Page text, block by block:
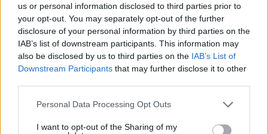
us or personal information disclosed to third parties prior to
your opt-out. You may separately opt-out of the further
disclosure of your personal information by third parties on the
IAB’s list of downstream participants. This information may
also be disclosed by us to third parties on the IAB’s List of
Downstream Participants that may further disclose it to other
Please note that this website/app uses one or more Google
not limited to your visit or usage behaviour. You may click to
Personal Data Processing Opt Outs
I want to opt-out of the Sharing of my
Seirios
03.06.2019, 14:18
ΧΆΟΣ ΣΚΟΥΡΛΕΤΗ....
ΑΠΑΝΤΗΣΗ
AYTO EINAI TO ''ONEIΡΟ'' ΤΗΣ ΦΑΣΙΖΟΥΣΑΣ